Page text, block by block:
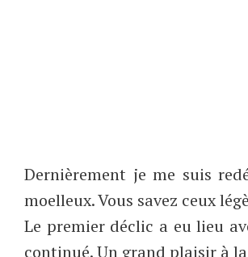
Dernièrement je me suis
moelleux. Vous savez ceux
Le premier déclic a eu lieu
continué. Un grand plaisir à